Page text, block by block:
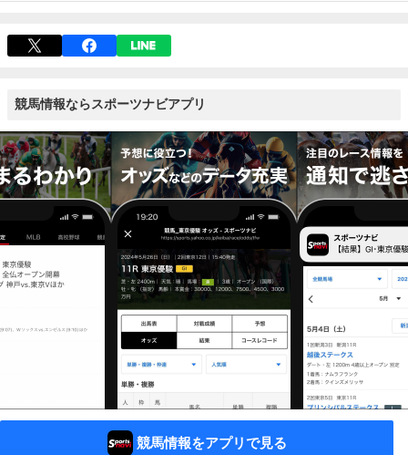
競馬情報ならスポーツナビアプリ
競馬情報をアプリで見る